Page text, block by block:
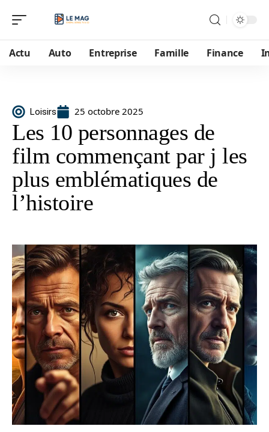
Actu Auto Entreprise Famille Finance
Loisirs 25 octobre 2025
Les 10 personnages de
film commençant par j les
plus emblématiques de
l’histoire